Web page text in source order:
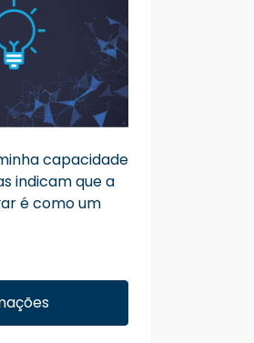
capacidade
indicam que a
é como um